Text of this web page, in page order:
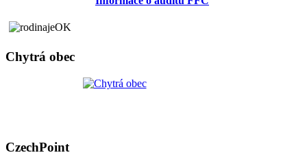
Chytrá obec
CzechPoint